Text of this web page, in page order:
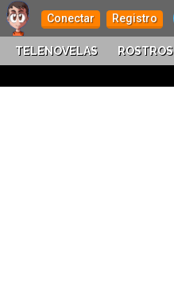
Conectar Registro
TELENOVELAS ROSTROS